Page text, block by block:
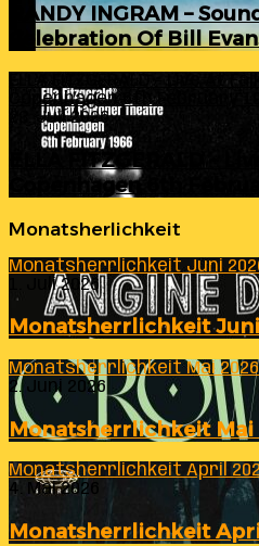
RANDY INGRAM –
Celebration Of Bill
ELLA FITZGERALD – Live At
Copenhagen 6th February
23. Juli 2026
ELLA FITZGERALD –
Copenhagen 6th
Monatsherlichkeit
Monatsherrlichkeit Juni
1. Juli 2026
Monatsherrlichkeit
Monatsherrlichkeit Mai 2026
2. Juni 2026
Monatsherrlichkeit Mai
Monatsherrlichkeit April
4. Mai 2026
Monatsherrlichkeit